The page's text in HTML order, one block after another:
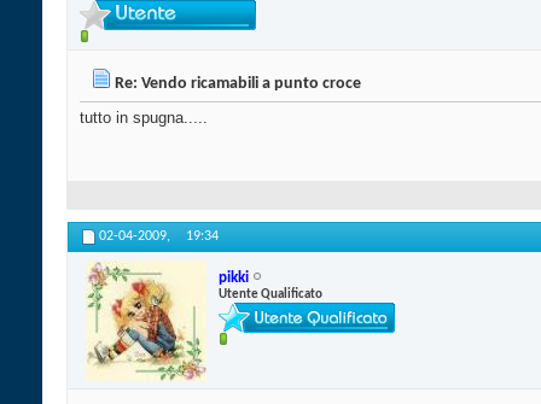
Re: Vendo ricamabili a punto croce
tutto in spugna.....
02-04-2009, 19:34
pikki
Utente Qualificato